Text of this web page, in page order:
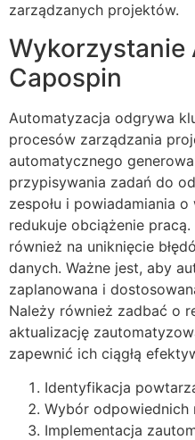
zarządzanych projektów.
Wykorzystanie
Capospin
Automatyzacja odgrywa
procesów zarządzania
automatycznego
przypisywania zadań do
zespołu i powiadamiania
redukuje obciążenie
również na uniknięcie
danych. Ważne jest, aby
zaplanowana i
Należy również zadbać o
aktualizację
zapewnić ich ciągłą
Identyfikacja
Wybór odpowiednich
Implementacja